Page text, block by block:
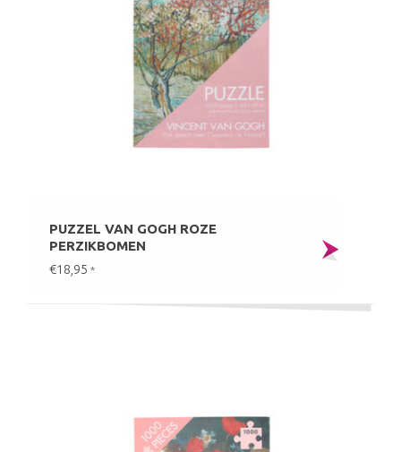
PUZZEL VAN GOGH ROZE
PERZIKBOMEN
€18,95 *